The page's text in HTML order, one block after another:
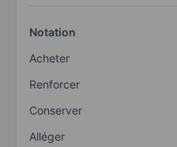
Notation
Acheter
Renforcer
Conserver
Alléger